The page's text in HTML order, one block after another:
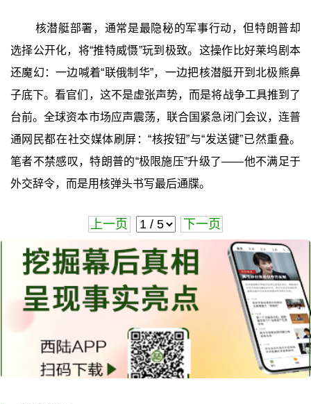
核潜艇部署，通常是最隐秘的军事行动，但特朗普却
选择公开化，将“推特威慑”玩到极致。这操作比好莱坞剧本
还魔幻：一边喊着“联俄制华”，一边把核潜艇开到北极熊鼻
子底下。看官们，这不是虚张声势，而是将战争工具推到了
台前。全球资本市场应声震荡，联合国紧急闭门会议，连普
通网民都在社交媒体刷屏：“核按钮”与“发送键”已然重叠。
笔者不禁感叹，特朗普的“极限施压”升级了——他不满足于
外交辞令，而是用核弹头书写最后通牒。
上一页 下一页